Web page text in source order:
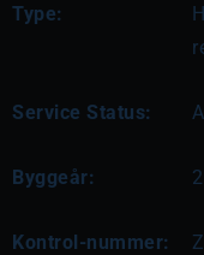
Type:
Service Status:
Byggeår:
Kontrol-nummer: